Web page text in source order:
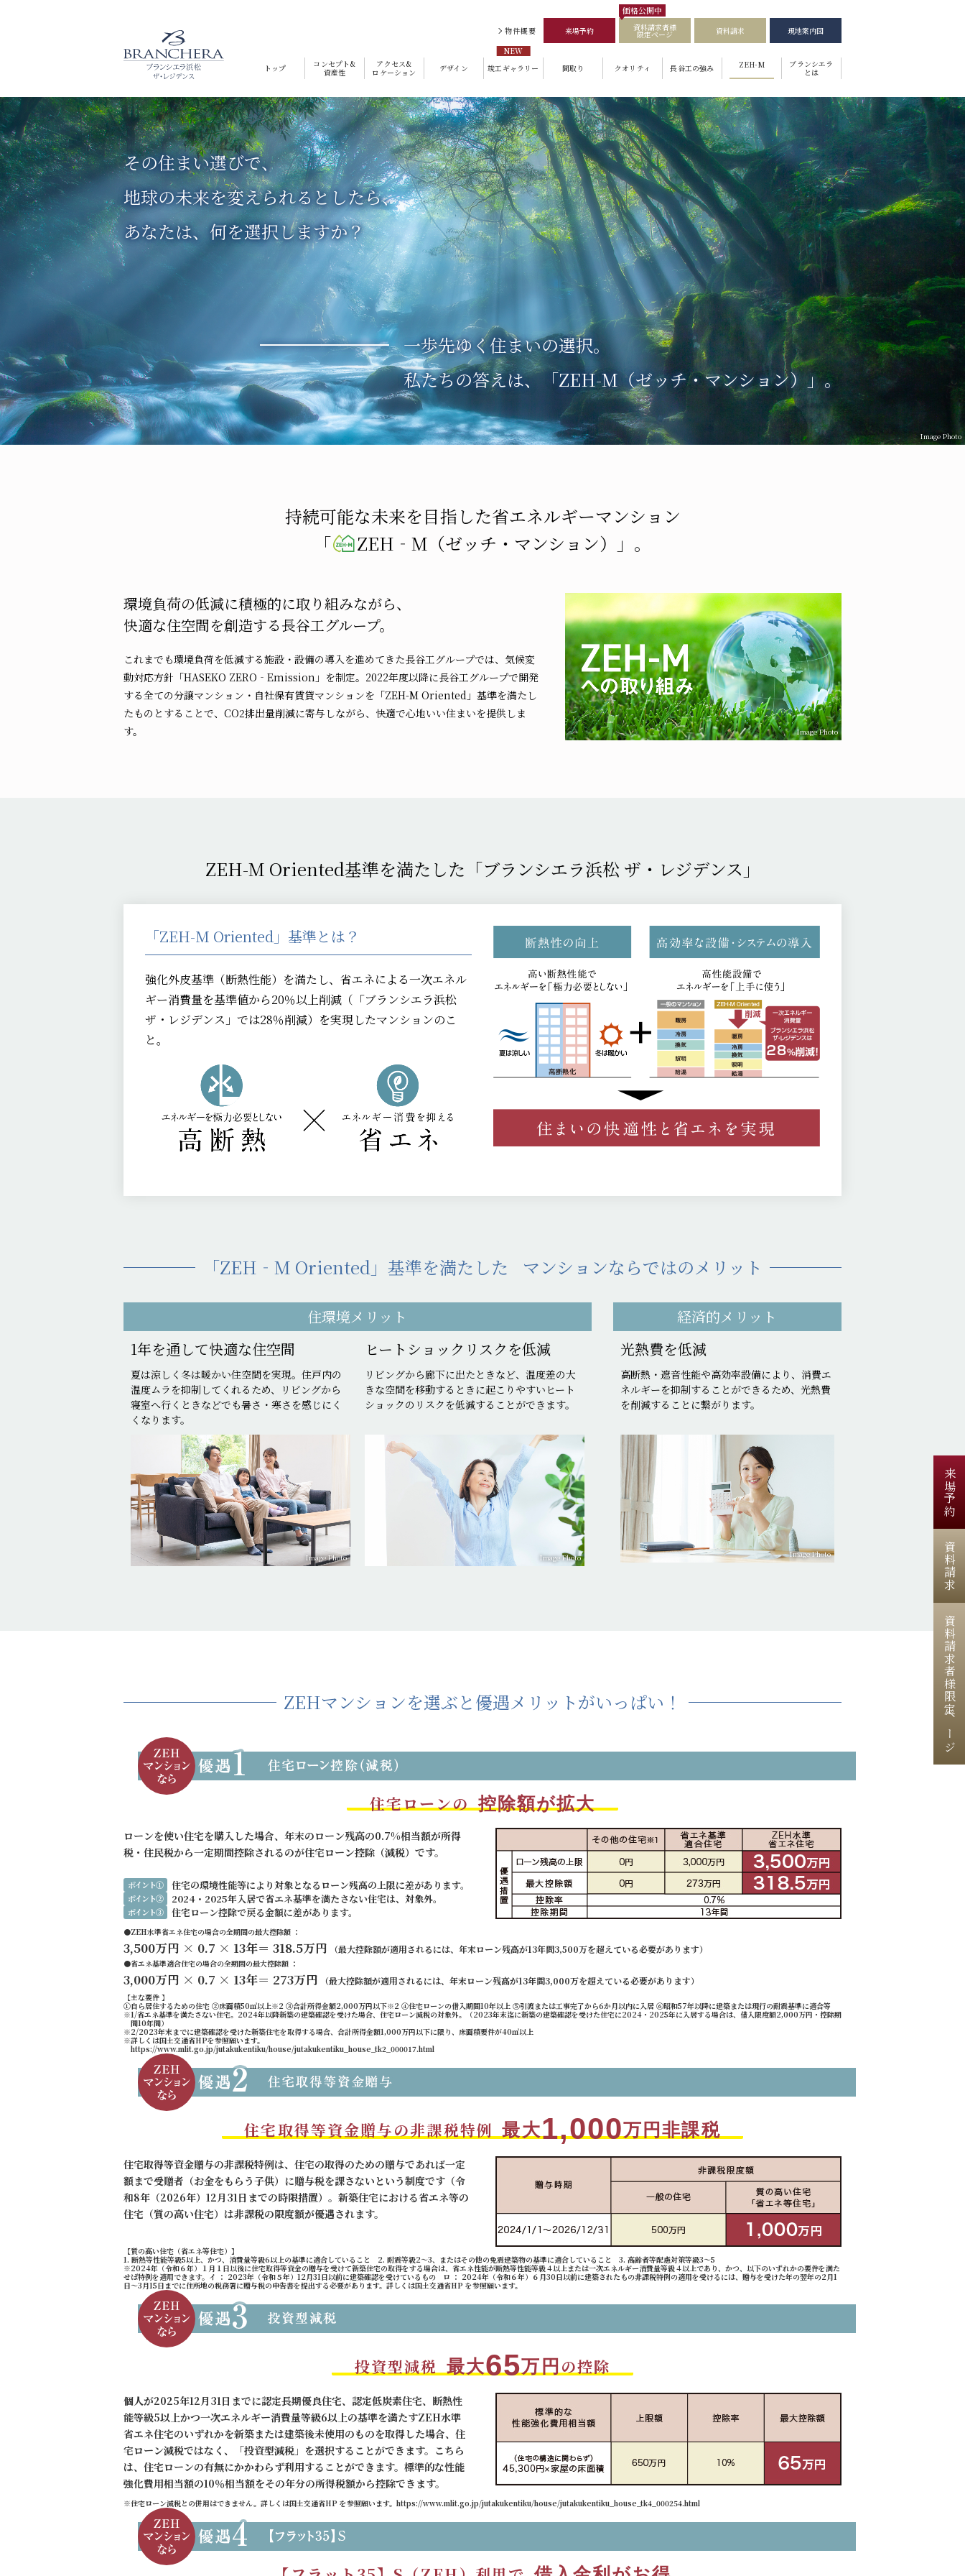
物件概要 来場予約
価格公開中
資料請求者様
限定ページ 資料請求 現地案内図
トップ
コンセプト&
資産性
アクセス&
ロケーション
デザイン 竣工ギャラリー 間取り クオリティ 長谷工の強み ZEH-M
ブランシエラ
とは
その住まい選びで、
地球の未来を変えられるとしたら、
あなたは、何を選択しますか？
一歩先ゆく住まいの選択。
私たちの答えは、「ZEH-M（ゼッチ・マンション）」。
Image Photo
持続可能な未来を目指した省エネルギーマンション
「
ZEH‐M（ゼッチ・マンション）」。
環境負荷の低減に積極的に取り組みながら、
快適な住空間を創造する長谷工グループ。
これまでも環境負荷を低減する施設・設備の導入を進めてきた長谷工グループでは、気候変
動対応方針「HASEKO ZERO‐Emission」を制定。2022年度以降に長谷工グループで開発
する全ての分譲マンション・自社保有賃貸マンションを「ZEH-M Oriented」基準を満たし
たものとすることで、CO2排出量削減に寄与しながら、快適で心地いい住まいを提供しま
す。
Image Photo
ZEH-M Oriented基準を満たした 「ブランシエラ浜松 ザ・レジデンス」
「ZEH-M Oriented」基準とは？
強化外皮基準（断熱性能）を満たし、省エネによる一次エネル
ギー消費量を基準値から20％以上削減（「ブランシエラ浜松
ザ・レジデンス」では28％削減）を実現したマンションのこ
と。
「ZEH‐M Oriented」基準を満たした マンションならではのメリット
住環境メリット
1年を通して快適な住空間
夏は涼しく冬は暖かい住空間を実現。住戸内の
温度ムラを抑制してくれるため、リビングから
寝室へ行くときなどでも暑さ・寒さを感じにく
くなります。
Image Photo
ヒートショックリスクを低減
リビングから廊下に出たときなど、温度差の大
きな空間を移動するときに起こりやすいヒート
ショックのリスクを低減することができます。
Image Photo
経済的メリット
光熱費を低減
高断熱・遮音性能や高効率設備により、消費エ
ネルギーを抑制することができるため、光熱費
を削減することに繋がります。
Image Photo
ZEHマンションを選ぶと優遇メリットがいっぱい！
住宅ローンの 控除額が拡大
ローンを使い住宅を購入した場合、年末のローン残高の0.7%相当額が所得
税・住民税から一定期間控除されるのが住宅ローン控除（減税）です。
ポイント① 住宅の環境性能等により対象となるローン残高の上限に差があります。
ポイント② 2024・2025年入居で省エネ基準を満たさない住宅は、対象外。
ポイント③ 住宅ローン控除で戻る金額に差があります。
●ZEH水準省エネ住宅の場合の全期間の最大控除額 ：
3,500万円 × 0.7 × 13年＝ 318.5万円 （最大控除額が適用されるには、年末ローン残高が13年間3,500万を超えている必要があります）
●省エネ基準適合住宅の場合の全期間の最大控除額 ：
3,000万円 × 0.7 × 13年＝ 273万円 （最大控除額が適用されるには、年末ローン残高が13年間3,000万を超えている必要があります）
【主な要件 】
①自ら居住するための住宅 ②床面積50㎡以上※2 ③合計所得金額2,000万円以下※2 ④住宅ローンの借入期間10年以上 ⑤引渡または工事完了から6か月以内に入居 ⑥昭和57年以降に建築または現行の耐震基準に適合等
※1/省エネ基準を満たさない住宅。2024年以降新築の建築確認を受けた場合、住宅ローン減税の対象外。（2023年末迄に新築の建築確認を受けた住宅に2024・2025年に入居する場合は、借入限度額2,000万円・控除期
間10年間）
※2/2023年末までに建築確認を受けた新築住宅を取得する場合、合計所得金額1,000万円以下に限り、床面積要件が40㎡以上
※詳しくは国土交通省HPを参照願います。
https://www.mlit.go.jp/jutakukentiku/house/jutakukentiku_house_tk2_000017.html
住宅取得等資金贈与の非課税特例 最大1,000万円非課税
住宅取得等資金贈与の非課税特例は、住宅の取得のための贈与であれば一定
額まで受贈者（お金をもらう子供）に贈与税を課さないという制度です（令
和8年（2026年）12月31日までの時限措置）。新築住宅における省エネ等の
住宅（質の高い住宅）は非課税の限度額が優遇されます。
【質の高い住宅（省エネ等住宅）】
1. 断熱等性能等級5以上、かつ、消費量等級6以上の基準に適合していること 2. 耐震等級2〜3、またはその他の免震建築物の基準に適合していること 3. 高齢者等配慮対策等級3〜5
※2024年（令和６年）１月１日以後に住宅取得等資金の贈与を受けて新築住宅の取得をする場合は、省エネ性能が断熱等性能等級４以上または一次エネルギー消費量等級４以上であり、かつ、以下のいずれかの要件を満た
せば特例を適用できます。イ ： 2023年（令和５年）12月31日以前に建築確認を受けているもの ロ ： 2024年（令和６年）６月30日以前に建築されたもの非課税特例の適用を受けるには、贈与を受けた年の翌年の2月1
日～3月15日までに住所地の税務署に贈与税の申告書を提出する必要があります。詳しくは国土交通省HP を参照願います。
投資型減税 最大65万円 の控除
個人が2025年12月31日までに認定長期優良住宅、認定低炭素住宅、断熱性
能等級5以上かつ一次エネルギー消費量等級6以上の基準を満たすZEH水準
省エネ住宅のいずれかを新築または建築後未使用のものを取得した場合、住
宅ローン減税ではなく、「投資型減税」を選択することができます。こちら
は、住宅ローンの有無にかかわらず利用することができます。標準的な性能
強化費用相当額の10％相当額をその年分の所得税額から控除できます。
※住宅ローン減税との併用はできません。詳しくは国土交通省HP を参照願います。https://www.mlit.go.jp/jutakukentiku/house/jutakukentiku_house_tk4_000254.html
来場予約
資料請求
資料請求者様限定ページ